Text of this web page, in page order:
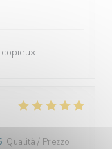
Qualità / Prezzo :